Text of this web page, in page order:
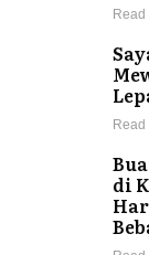
Read
Read
di